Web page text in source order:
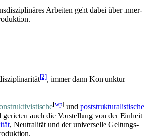
Arbeiten geht dabei über inner­
[2], immer dann Konjunktur
[wp] und post­strukturalistische
auch die Vorstellung von der Einheit
, Neutralität und der universelle Geltungs­